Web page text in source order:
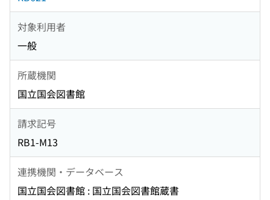
対象利用者
一般
所蔵機関
国立国会図書館
請求記号
RB1-M13
連携機関・データベース
国立国会図書館 : 国立国会図書館蔵書